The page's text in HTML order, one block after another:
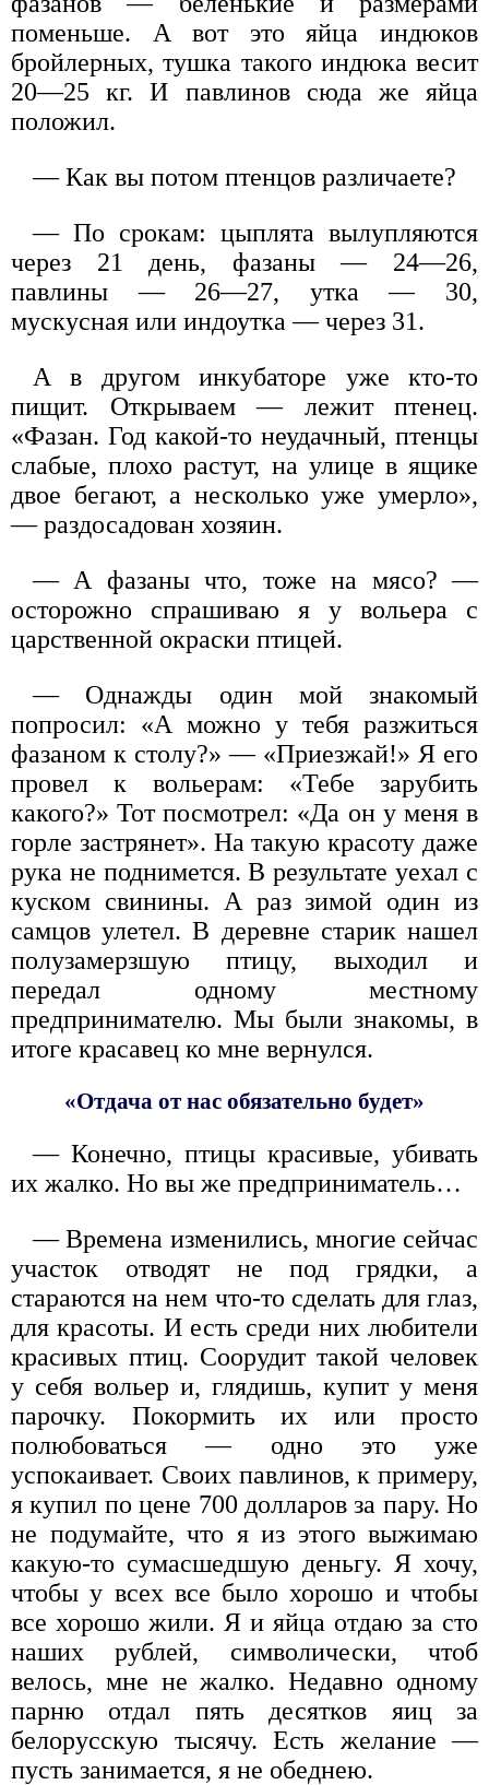
поменьше. А вот это яйца индюков
бройлерных, тушка такого индюка весит
20—25 кг. И павлинов сюда же яйца
положил.
— Как вы потом птенцов различаете?
— По срокам: цыплята вылупляются
через 21 день, фазаны — 24—26,
павлины — 26—27, утка — 30,
мускусная или индоутка — через 31.
А в другом инкубаторе уже кто-то
пищит. Открываем — лежит птенец.
«Фазан. Год какой-то неудачный, птенцы
слабые, плохо растут, на улице в ящике
двое бегают, а несколько уже умерло»,
— раздосадован хозяин.
— А фазаны что, тоже на мясо? —
осторожно спрашиваю я у вольера с
царственной окраски птицей.
— Однажды один мой знакомый
попросил: «А можно у тебя разжиться
фазаном к столу?» — «Приезжай!» Я его
провел к вольерам: «Тебе зарубить
какого?» Тот посмотрел: «Да он у меня в
горле застрянет». На такую красоту даже
рука не поднимется. В результате уехал с
куском свинины. А раз зимой один из
самцов улетел. В деревне старик нашел
полузамерзшую птицу, выходил и
передал одному местному
предпринимателю. Мы были знакомы, в
итоге красавец ко мне вернулся.
«Отдача от нас обязательно будет»
— Конечно, птицы красивые, убивать
их жалко. Но вы же предприниматель…
— Времена изменились, многие сейчас
участок отводят не под грядки, а
стараются на нем что-то сделать для глаз,
для красоты. И есть среди них любители
красивых птиц. Соорудит такой человек
у себя вольер и, глядишь, купит у меня
парочку. Покормить их или просто
полюбоваться — одно это уже
успокаивает. Своих павлинов, к примеру,
я купил по цене 700 долларов за пару. Но
не подумайте, что я из этого выжимаю
какую-то сумасшедшую деньгу. Я хочу,
чтобы у всех все было хорошо и чтобы
все хорошо жили. Я и яйца отдаю за сто
наших рублей, символически, чтоб
велось, мне не жалко. Недавно одному
парню отдал пять десятков яиц за
белорусскую тысячу. Есть желание —
пусть занимается, я не обеднею.